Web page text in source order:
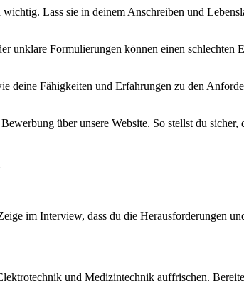
Lass sie in deinem Anschreiben und
unklare Formulierungen können einen
deine Fähigkeiten und Erfahrungen zu den
über unsere Website. So stellst du
im Interview, dass du die Herausforderungen
und Medizintechnik auffrischen.